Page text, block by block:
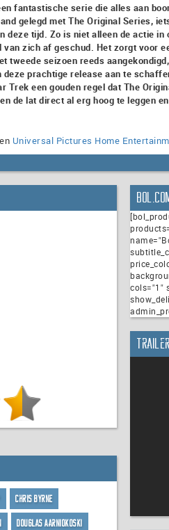
fantastische serie die alles aan
gelegd met The Original Series,
deze tijd. Zo is niet alleen de actie
zich af geschud. Het zorgt voor
tweede seizoen reeds
prachtige release aan te
een gouden regel dat The
de lat direct al erg hoog te leggen
en Universal Pictures Home
cols="1"
Trailer
Chris Byrne
Douglas Aarniokoski